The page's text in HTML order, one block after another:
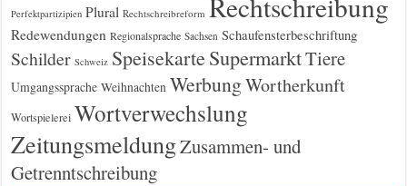
Perfektpartizipien Plural Rechtschreibreform
Redewendungen Regionalsprache Sachsen Schaufensterbeschriftung
Schilder Schweiz Speisekarte SupermarktTiere
Umgangssprache Weihnachten WerbungWortherkunft
Wortspielerei Wortverwechslung
ZeitungsmeldungZusammen- und
Getrenntschreibung